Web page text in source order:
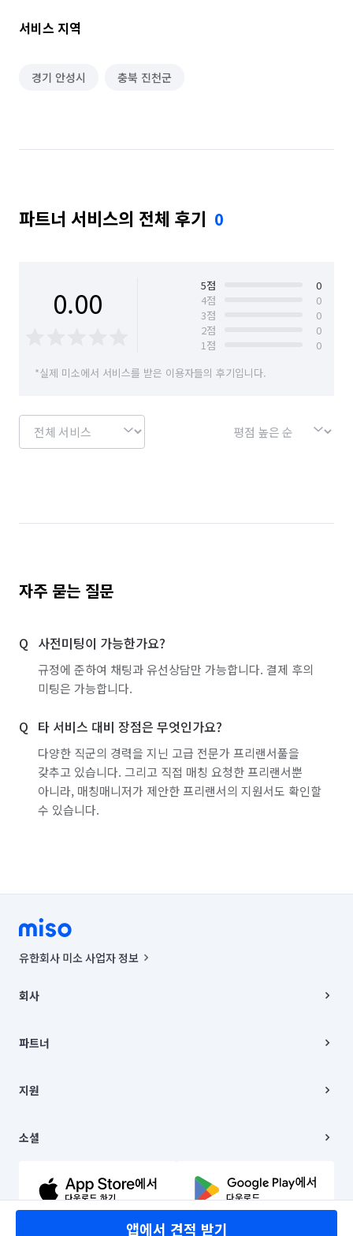
서비스 지역
경기 안성시 충북 진천군
파트너 서비스의 전체 후기 0
0.00 5점
0
4점
0
3점
0
2점
0
1점
0
*실제 미소에서 서비스를 받은 이용자들의 후기입니다.
자주 묻는 질문
사전미팅이 가능한가요?
규정에 준하여 채팅과 유선상담만 가능합니다. 결제 후의
미팅은 가능합니다.
타 서비스 대비 장점은 무엇인가요?
다양한 직군의 경력을 지닌 고급 전문가 프리랜서풀을
갖추고 있습니다. 그리고 직접 매칭 요청한 프리랜서뿐
아니라, 매칭매니저가 제안한 프리랜서의 지원서도 확인할
수 있습니다.
앱에서 견적 받기
유한회사 미소 사업자 정보
00019 |
주소 | 본사: 서울특별시 종로구 율곡로 6(중학동, 트윈트리빌딩) B동 5층
컨택센터 : 서울특별시 종로구 수송동 율곡로 24, 7층, 8층 미소
상품, 상품정보, 거래에 관한 의무와 책임은 거래당사자에게 있습니다.
언론 보도 관련 문의:
© 유한회사 미소. Miso, Inc. All Rights Reserved.
회사
채용
파트너
이사
지원
이용약관
문의하기
소셜
유튜브